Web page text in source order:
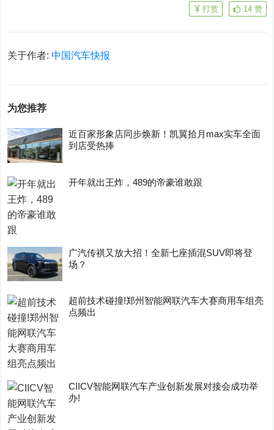
14 赞
打赏
关于作者:中国汽车快报
为您推荐
近百家形象店同步焕新！凯翼拾月max实车全面
到店受热捧
开年就出王炸，489的帝豪谁敢跟
广汽传祺又放大招！全新七座插混SUV即将登
场？
超前技术碰撞!郑州智能网联汽车大赛商用车组亮
点频出
CIICV智能网联汽车产业创新发展对接会成功举
办!